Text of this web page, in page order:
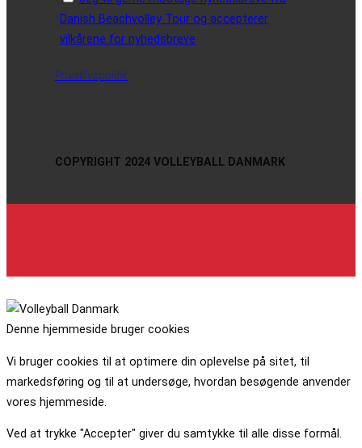
Danish Beachvolley Tour og accepterer
vilkårene for nyhedsbreve
Privatlivspolitik
COPYRIGHT 2024 VOLLEYBALL DANMARK
Denne hjemmeside bruger cookies
Vi bruger cookies til at optimere din oplevelse på sitet, til
markedsføring og til at undersøge, hvordan besøgende anvender
vores hjemmeside.
Ved at trykke "Accepter" giver du samtykke til alle disse formål.